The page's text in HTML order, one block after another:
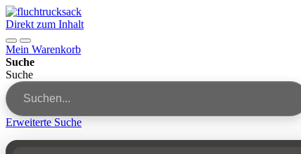
Direkt zum Inhalt
Mein Warenkorb
Suche
Suche
Erweiterte Suche